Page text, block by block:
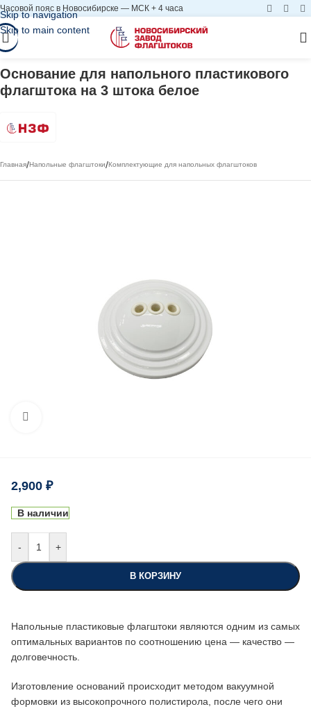
Skip to navigation
Skip to main content
Часовой пояс в Новосибирске — МСК + 4 часа
Основание для напольного пластикового
флагштока на 3 штока белое
Главная/Напольные флагштоки/Комплектующие для напольных флагштоков
2,900 ₽
В наличии
- +
В КОРЗИНУ
Напольные пластиковые флагштоки являются одним из самых
оптимальных вариантов по соотношению цена — качество —
долговечность.
Изготовление оснований происходит методом вакуумной
формовки из высокопрочного полистирола, после чего они